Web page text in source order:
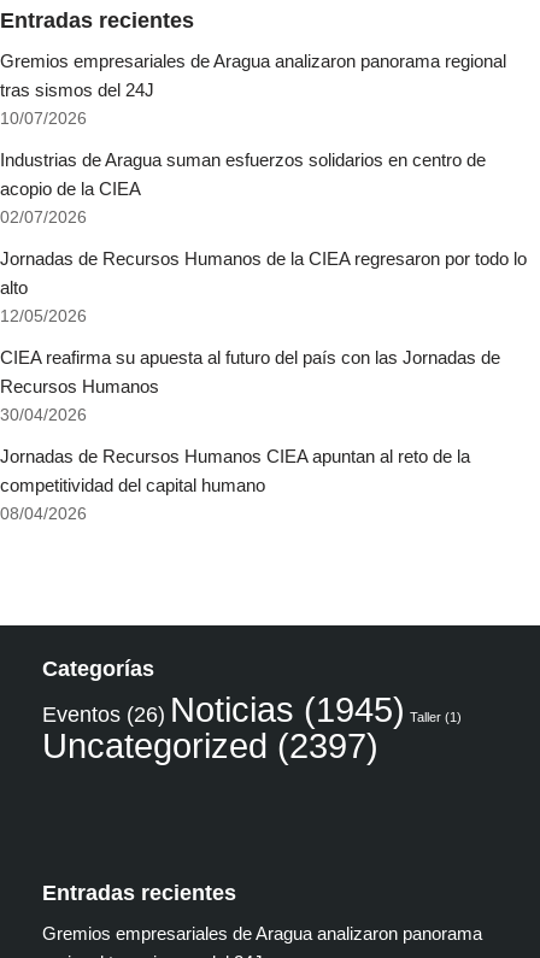
Entradas recientes
Gremios empresariales de Aragua analizaron panorama regional
tras sismos del 24J
10/07/2026
Industrias de Aragua suman esfuerzos solidarios en centro de
acopio de la CIEA
02/07/2026
Jornadas de Recursos Humanos de la CIEA regresaron por todo lo
alto
12/05/2026
CIEA reafirma su apuesta al futuro del país con las Jornadas de
Recursos Humanos
30/04/2026
Jornadas de Recursos Humanos CIEA apuntan al reto de la
competitividad del capital humano
08/04/2026
Categorías
Eventos (26) Noticias (1945) Taller (1)
Uncategorized (2397)
Entradas recientes
Gremios empresariales de Aragua analizaron panorama